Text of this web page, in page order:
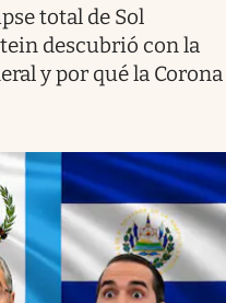
total de Sol
descubrió con la
y por qué la Corona